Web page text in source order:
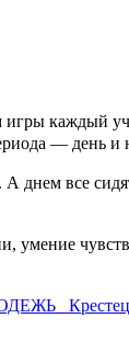
каждый
— день и
днем все
умение